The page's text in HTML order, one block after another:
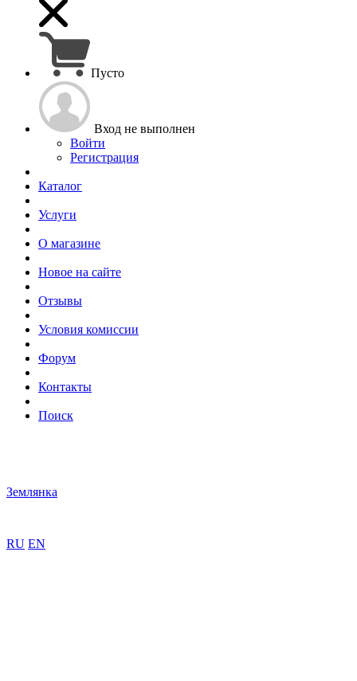
Пусто
Вход не выполнен
Войти
Регистрация
Каталог
Услуги
О магазине
Новое на сайте
Отзывы
Условия комиссии
Форум
Контакты
Поиск
Землянка
RU EN